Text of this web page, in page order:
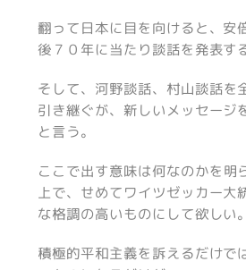
翻って日本に目を向けると、安
後７０年に当たり談話を発表す
そして、河野談話、村山談話を
引き継ぐが、新しいメッセージ
と言う。
ここで出す意味は何なのかを明
上で、せめてワイツゼッカー大
な格調の高いものにして欲しい。
積極的平和主義を訴えるだけで